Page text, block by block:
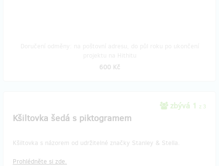
600 Kč
zbývá 1 z 3
Kšiltovka šedá s piktogramem
Kšiltovka s názorem od udržitelné značky Stanley & Stella.
Prohlédněte si zde.